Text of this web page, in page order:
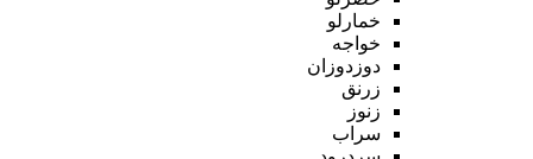
خمارلو
خواجه
دوزدوزان
زرنق
زنوز
سراب